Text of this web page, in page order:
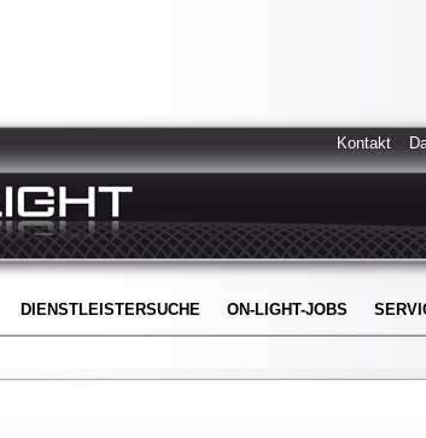
Kontakt
DIENSTLEISTERSUCHE ON-LIGHT-JOBS